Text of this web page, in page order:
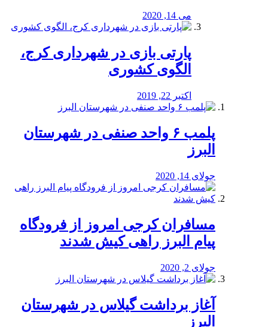
می 14, 2020
پارتی بازی در شهرداری کرج،
الگوی کشوری
اکتبر 22, 2019
پلمب ۶ واحد صنفی در شهرستان
البرز
جولای 14, 2020
مسافران کرجی امروز از فرودگاه
پیام البرز راهی کیش شدند
جولای 2, 2020
آغاز برداشت گیلاس در شهرستان
البرز